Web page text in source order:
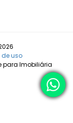
de uso
para Imobiliária